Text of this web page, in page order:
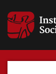
para
conteúdo